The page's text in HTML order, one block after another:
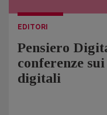
EDITORI
Pensiero
conferenze
digitali